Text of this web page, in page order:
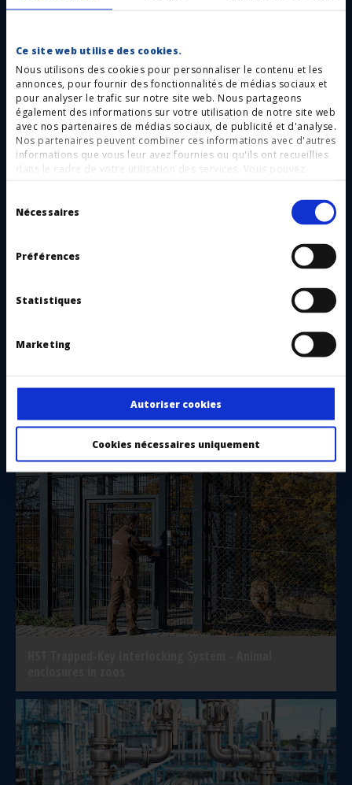
Ce site web utilise des cookies.
Nous utilisons des cookies pour personnaliser le contenu et les
annonces, pour fournir des fonctionnalités de médias sociaux et
pour analyser le trafic sur notre site web. Nous partageons
également des informations sur votre utilisation de notre site web
avec nos partenaires de médias sociaux, de publicité et d'analyse.
Nos partenaires peuvent combiner ces informations avec d'autres
informations que vous leur avez fournies ou qu'ils ont recueillies
dans le cadre de votre utilisation des services. Vous pouvez
duNécessaires
Préférences
Statistiques
Marketing
Autoriser cookies
Cookies nécessaires uniquement
HSC Sécurisation dans le domaine du levage et de la
buckets for secondary and hard rock crushing